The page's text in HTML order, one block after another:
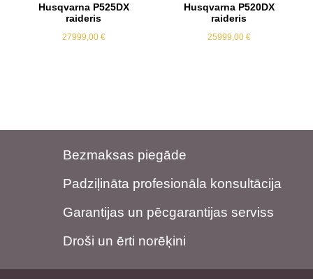
Husqvarna P525DX
raideris
27999,00 €
Husqvarna P520DX
raideris
25999,00 €
Bezmaksas piegāde
Padziļināta profesionāla konsultācija
Garantijas un pēcgarantijas serviss
Droši un ērti norēķini